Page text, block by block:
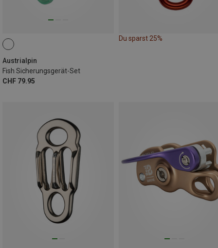
Austrialpin
Fish Sicherungsgerät-Set
CHF 79.95
Du sparst 25%